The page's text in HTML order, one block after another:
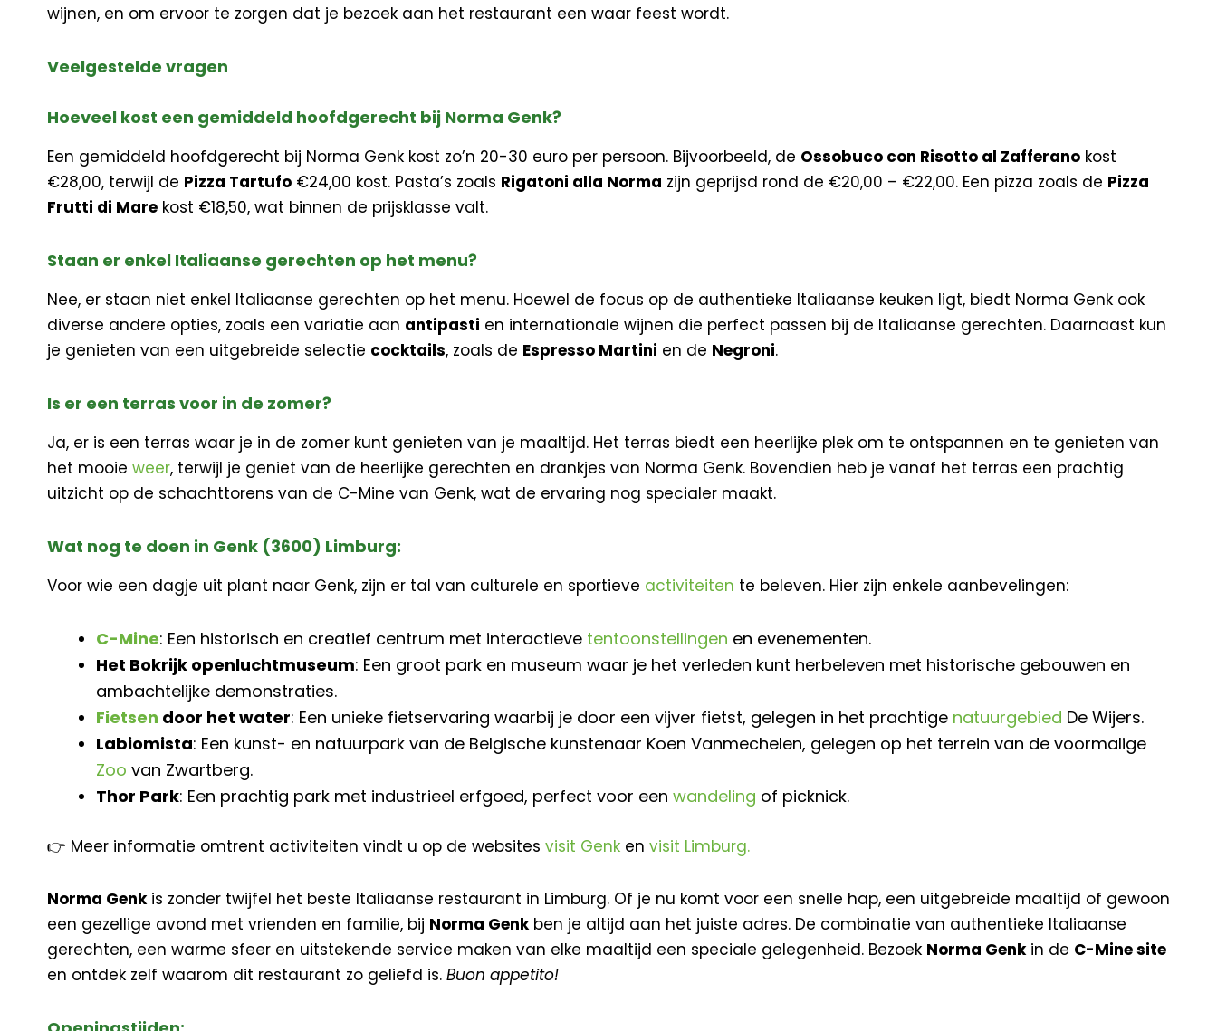
wijnen, en om ervoor te zorgen dat je bezoek aan het restaurant een waar feest wordt.
Veelgestelde vragen
Hoeveel kost een gemiddeld hoofdgerecht bij Norma Genk?
Een gemiddeld hoofdgerecht bij Norma Genk kost zo’n 20-30 euro per persoon. Bijvoorbeeld, de Ossobuco con Risotto al Zafferano kost
€28,00, terwijl de Pizza Tartufo €24,00 kost. Pasta’s zoals Rigatoni alla Norma zijn geprijsd rond de €20,00 – €22,00. Een pizza zoals de Pizza
Frutti di Mare kost €18,50, wat binnen de prijsklasse valt.
Staan er enkel Italiaanse gerechten op het menu?
Nee, er staan niet enkel Italiaanse gerechten op het menu. Hoewel de focus op de authentieke Italiaanse keuken ligt, biedt Norma Genk ook
diverse andere opties, zoals een variatie aan antipasti en internationale wijnen die perfect passen bij de Italiaanse gerechten. Daarnaast kun
je genieten van een uitgebreide selectie cocktails, zoals de Espresso Martini en de Negroni.
Is er een terras voor in de zomer?
Ja, er is een terras waar je in de zomer kunt genieten van je maaltijd. Het terras biedt een heerlijke plek om te ontspannen en te genieten van
het mooie weer, terwijl je geniet van de heerlijke gerechten en drankjes van Norma Genk. Bovendien heb je vanaf het terras een prachtig
uitzicht op de schachttorens van de C-Mine van Genk, wat de ervaring nog specialer maakt.
Wat nog te doen in Genk (3600) Limburg:
Voor wie een dagje uit plant naar Genk, zijn er tal van culturele en sportieve activiteiten te beleven. Hier zijn enkele aanbevelingen:
C-Mine: Een historisch en creatief centrum met interactieve tentoonstellingen en evenementen.
Het Bokrijk openluchtmuseum: Een groot park en museum waar je het verleden kunt herbeleven met historische gebouwen en
ambachtelijke demonstraties.
Fietsen door het water: Een unieke fietservaring waarbij je door een vijver fietst, gelegen in het prachtige natuurgebied De Wijers.
Labiomista: Een kunst- en natuurpark van de Belgische kunstenaar Koen Vanmechelen, gelegen op het terrein van de voormalige
Zoo van Zwartberg.
Thor Park: Een prachtig park met industrieel erfgoed, perfect voor een wandeling of picknick.
👉 Meer informatie omtrent activiteiten vindt u op de websites visit Genk en visit Limburg.
Norma Genkis zonder twijfel het beste Italiaanse restaurant in Limburg. Of je nu komt voor een snelle hap, een uitgebreide maaltijd of gewoon
een gezellige avond met vrienden en familie, bij Norma Genkben je altijd aan het juiste adres. De combinatie van authentieke Italiaanse
gerechten, een warme sfeer en uitstekende service maken van elke maaltijd een speciale gelegenheid. Bezoek Norma Genkin de C-Mine site
en ontdek zelf waarom dit restaurant zo geliefd is. Buon appetito!